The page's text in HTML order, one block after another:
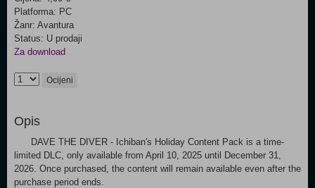
Platforma: PC
Žanr: Avantura
Status: U prodaji
Za download
Ocijeni
Opis
DAVE THE DIVER - Ichiban's Holiday Content Pack is a time-
limited DLC, only available from April 10, 2025 until December 31,
2026. Once purchased, the content will remain available even after the
purchase period ends.